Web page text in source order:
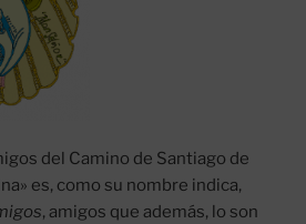
del Camino de Santiago de
es, como su nombre indica,
, amigos que además, lo son